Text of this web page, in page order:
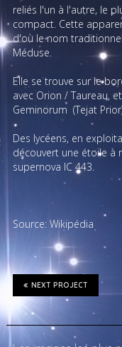
reliés l'un à l'autre, le
compact. Cette
d'où le nom
Méduse.
Elle se trouve sur le
avec Orion / Taureau,
Geminorum (Tejat
Des lycéens, en
découvert une étoile à
supernova IC 443.
Source: Wikipédia
NEXT PROJECT